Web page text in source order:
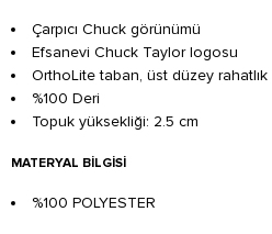
Çarpıcı Chuck görünümü
Efsanevi Chuck Taylor logosu
OrthoLite taban, üst düzey rahatlık
%100 Deri
Topuk yüksekliği: 2.5 cm
MATERYAL BILGISI
%100 POLYESTER